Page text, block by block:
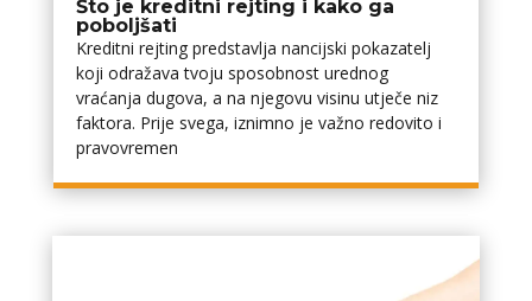
Što je kreditni rejting i kako ga
poboljšati
Kreditni rejting predstavlja financijski pokazatelj
koji odražava tvoju sposobnost urednog
vraćanja dugova, a na njegovu visinu utječe niz
faktora. Prije svega, iznimno je važno redovito i
pravovremen